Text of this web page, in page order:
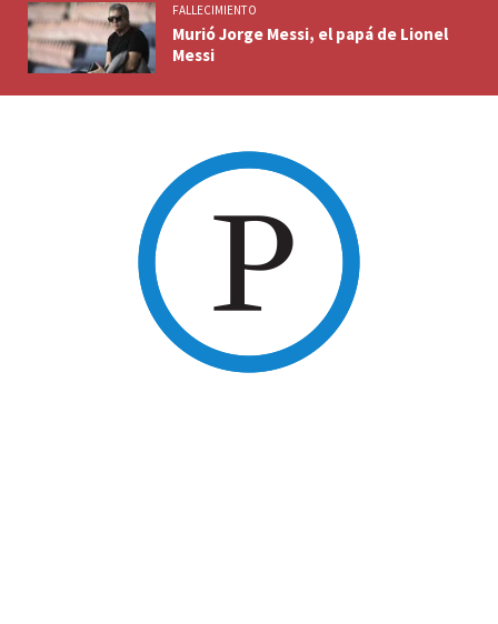
FALLECIMIENTO
Murió Jorge Messi, el papá de Lionel
Messi